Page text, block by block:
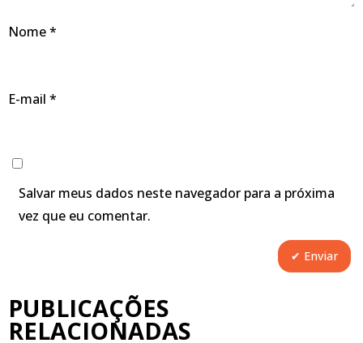
Nome*
E-mail *
Salvar meus dados neste navegador para a próxima
vez que eu comentar.
PUBLICAÇÕES
RELACIONADAS